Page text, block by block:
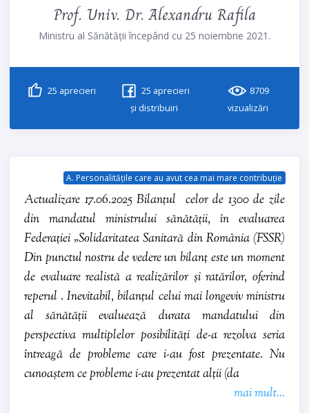
Prof. Univ. Dr. Alexandru Rafila
Ministru al Sănătății începând cu 25 noiembrie 2021.
25 aprecieri 25 aprecieri
și distribuiri
8709
vizualizări
A. Personalitățile care au avut cea mai mare contribuție
Actualizare 17.06.2025 Bilanțul celor de 1300 de zile
din mandatul ministrului sănătății, în evaluarea
Federației „Solidaritatea Sanitară din România (FSSR)
Din punctul nostru de vedere un bilanț este un moment
de evaluare realistă a realizărilor și ratărilor, oferind
reperul . Inevitabil, bilanțul celui mai longeviv ministru
al sănătății evaluează durata mandatului din
perspectiva multiplelor posibilități de-a rezolva seria
întreagă de probleme care i-au fost prezentate. Nu
cunoaștem ce probleme i-au prezentat alții (da
mai mult...